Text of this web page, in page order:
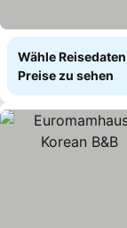
Wähle
Preise zu sehen